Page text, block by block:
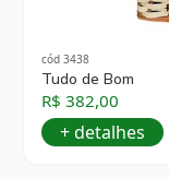
cód 3438
Tudo de Bom
R$ 382,00
+ detalhes